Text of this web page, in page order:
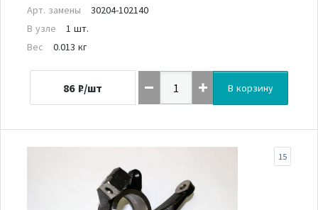
Арт. замены
30204-102140
В узле
1 шт.
Вес
0.013 кг
86 ₽/шт В корзину
15